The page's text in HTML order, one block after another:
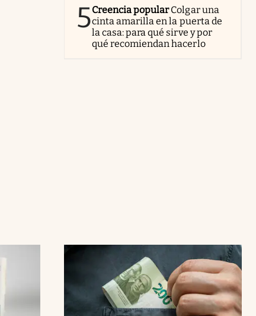
5Creencia popularColgar una
cinta amarilla en la puerta de
la casa: para qué sirve y por
qué recomiendan hacerlo